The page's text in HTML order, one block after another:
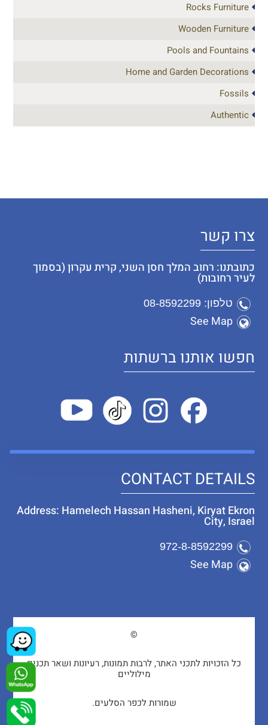
Rocks Furniture
Wooden Furniture
Pools and Fountains
Home and Garden Decorations
Fossils
Authentic
צרו קשר
כתובתנו: רחוב המלך חסן השני, קרית עקרון (בסמוך
לעיר רחובות)
טלפון: 08-8592299
See Map
חפשו אותנו ברשתות
CONTACT DETAILS
Address: Hamelech Hassan Hasheni, Kiryat Ekron
City, Israel
972-8-8592299
See Map
©
כל הזכויות לתכני האתר, לרבות תמונות, רעיונות ושאר תכנים
מילוליים
שמורות לכפר הסלעים.